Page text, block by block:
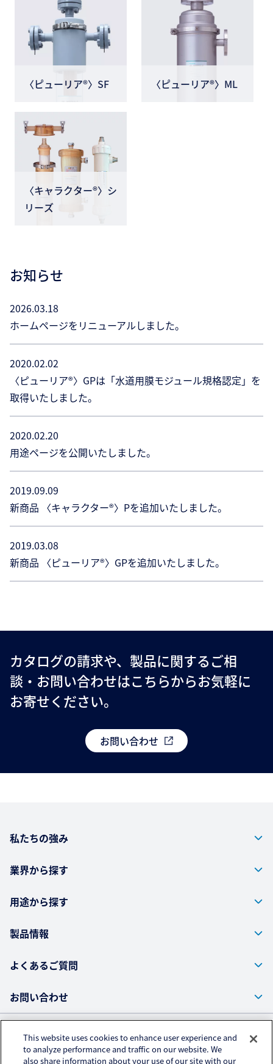
〈ピューリア®〉SF 〈ピューリア®〉ML
〈キャラクター®〉シ
リーズ
お知らせ
2026.03.18
ホームページをリニューアルしました。
2020.02.02
〈ピューリア®〉GPは「水道用膜モジュール規格認定」を
取得いたしました。
2020.02.20
用途ページを公開いたしました。
2019.09.09
新商品 〈キャラクター®〉Pを追加いたしました。
2019.03.08
新商品 〈ピューリア®〉GPを追加いたしました。
カタログの請求や、製品に関するご相
談・お問い合わせはこちらからお気軽に
お寄せください。
お問い合わせ
私たちの強み
業界から探す
用途から探す
製品情報
よくあるご質問
お問い合わせ
株式会社クラレ ウェブサイト
This website uses cookies to enhance user experience and
to analyze performance and traffic on our website. We
also share information about your use of our site with our